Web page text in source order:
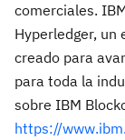
comerciales.
Hyperledger, un
creado para
para toda la
sobre IBM
https://